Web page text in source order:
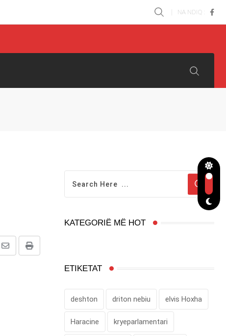
NA NDIQ :
Print
Share
KATEGORIË MË HOT
ETIKETAT
deshton driton nebiu elvis Hoxha
Haracine kryeparlamentari